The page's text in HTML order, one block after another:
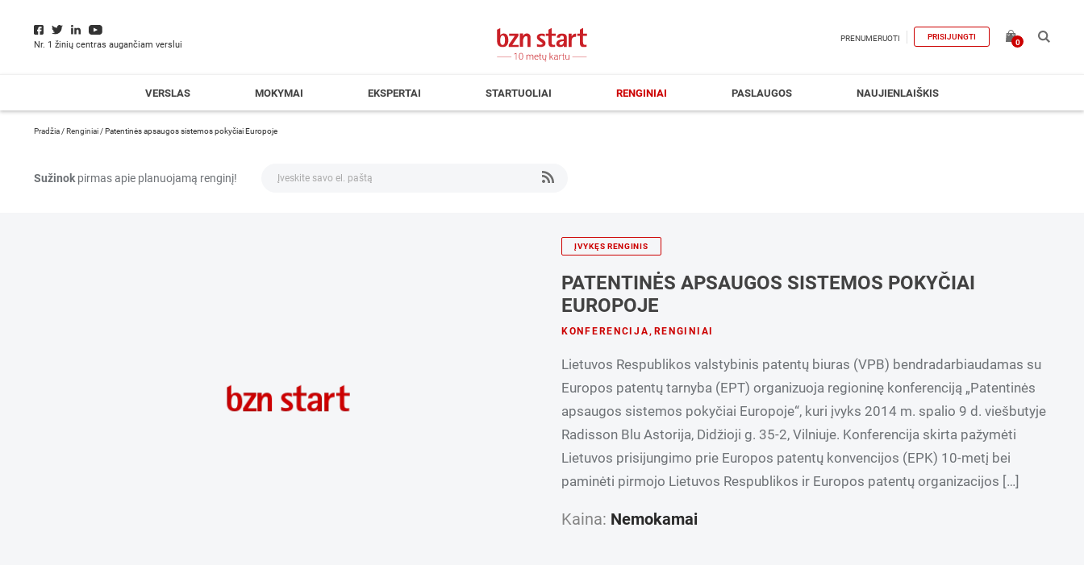
Nr. 1 žinių centras augančiam verslui
PRENUMERUOTI PRISIJUNGTI
0
VERSLAS MOKYMAI EKSPERTAI STARTUOLIAI RENGINIAI PASLAUGOS NAUJIENLAIŠKIS
Pradžia /Renginiai /Patentinės apsaugos sistemos pokyčiai Europoje
Sužinok pirmas apie planuojamą renginį!
ĮVYKĘS RENGINIS
PATENTINĖS APSAUGOS SISTEMOS POKYČIAI
EUROPOJE
KONFERENCIJA, RENGINIAI
Lietuvos Respublikos valstybinis patentų biuras (VPB) bendradarbiaudamas su
Europos patentų tarnyba (EPT) organizuoja regioninę konferenciją „Patentinės
apsaugos sistemos pokyčiai Europoje“, kuri įvyks 2014 m. spalio 9 d. viešbutyje
Radisson Blu Astorija, Didžioji g. 35-2, Vilniuje. Konferencija skirta pažymėti
Lietuvos prisijungimo prie Europos patentų konvencijos (EPK) 10-metį bei
paminėti pirmojo Lietuvos Respublikos ir Europos patentų organizacijos […]
Kaina: Nemokamai